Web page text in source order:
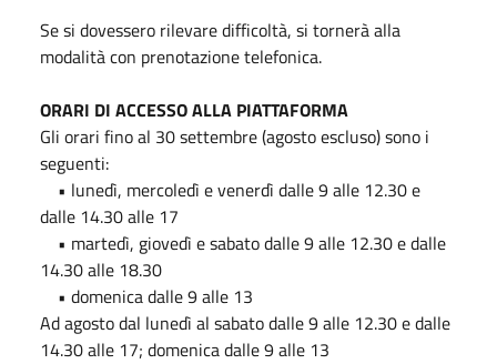
Se si dovessero rilevare difficoltà, si tornerà alla
modalità con prenotazione telefonica.
ORARI DI ACCESSO ALLA PIATTAFORMA
Gli orari fino al 30 settembre (agosto escluso) sono i
seguenti:
• lunedì, mercoledì e venerdì dalle 9 alle 12.30 e
dalle 14.30 alle 17
• martedì, giovedì e sabato dalle 9 alle 12.30 e dalle
14.30 alle 18.30
• domenica dalle 9 alle 13
Ad agosto dal lunedì al sabato dalle 9 alle 12.30 e dalle
14.30 alle 17; domenica dalle 9 alle 13